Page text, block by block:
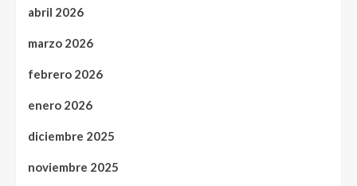
abril 2026
marzo 2026
febrero 2026
enero 2026
diciembre 2025
noviembre 2025